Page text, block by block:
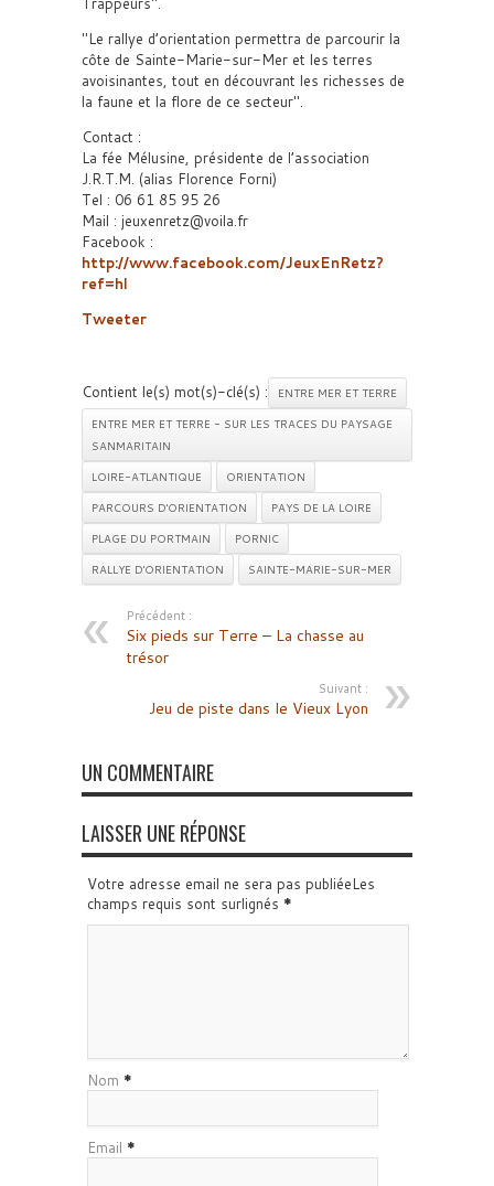
Le rallye d’orientation permettra de parcourir la
côte de Sainte-Marie-sur-Mer et les terres
avoisinantes, tout en découvrant les richesses de
la faune et la flore de ce secteur .
Contact :
La fée Mélusine, présidente de l’association
J.R.T.M. (alias Florence Forni)
Tel : 06 61 85 95 26
Mail : jeuxenretz@voila.fr
Facebook :
http://www.facebook.com/JeuxEnRetz?
ref=hl
Tweeter
Contient le(s) mot(s)-clé(s) :
ENTRE MER ET TERRE
ENTRE MER ET TERRE - SUR LES TRACES DU PAYSAGE
SANMARITAIN
LOIRE-ATLANTIQUE
ORIENTATION
PARCOURS D'ORIENTATION
PAYS DE LA LOIRE
PLAGE DU PORTMAIN
PORNIC
RALLYE D'ORIENTATION
SAINTE-MARIE-SUR-MER
Précédent :
Six pieds sur Terre – La chasse au
trésor
Suivant :
Jeu de piste dans le Vieux Lyon
UN COMMENTAIRE
LAISSER UNE RÉPONSE
Votre adresse email ne sera pas publiéeLes
champs requis sont surlignés *
Nom *
Email *